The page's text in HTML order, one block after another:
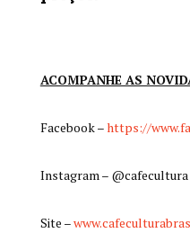
ACOMPANHE AS
Facebook –https://
Instagram – @cafecultura
Site –